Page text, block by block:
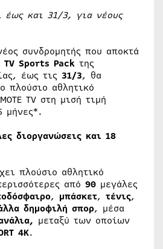
έως και 31/3, για νέους
συνδρομητής που αποκτά
TV Sports Pack της
έως τις 31/3, θα
πλούσιο αθλητικό
TV στη μισή τιμή
μήνες*.
διοργανώσεις και 18
πλούσιο αθλητικό
από 90 μεγάλες
, μπάσκετ, τένις,
δημοφιλή σπορ, μέσα
μεταξύ των οποίων
4K.